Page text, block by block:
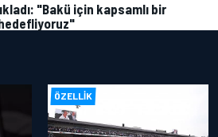
"Bakü için kapsamlı bir
ÖZELLIK